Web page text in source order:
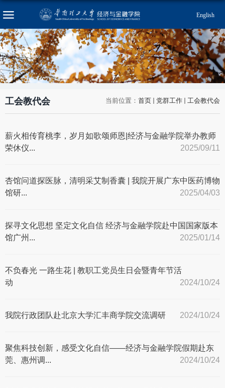
English
当前位置： 首页 党群工作 工会教代会
工会教代会
薪火相传育桃李，岁月如歌颂师恩|经济与金融学院举办教师
荣休仪...
2025/09/11
杏馆问道探医脉，清明采艾制香囊 | 我院开展广东中医药博物
馆研...
2025/04/03
探寻文化思想 坚定文化自信 经济与金融学院赴中国国家版本
馆广州...
2025/01/14
不负春光 一路生花 | 教职工党员生日会暨青年节活
动
2024/10/24
我院行政团队赴北京大学汇丰商学院交流调研 2024/10/24
聚焦科技创新，感受文化自信——经济与金融学院假期赴东
莞、惠州调...
2024/10/24